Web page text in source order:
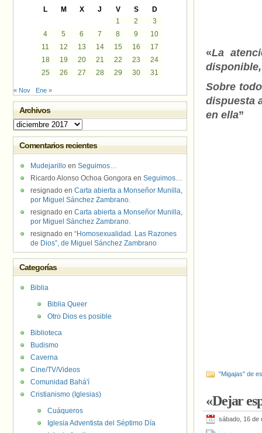
«La
Sobre
dispuesta
en ella”
"Migajas" de
«Dejar
sábado, 16 de
L M X J V S
D
1
2
3
4
5 6 7 8 9
10
11
12 13 14 15 16
17
18
19 20 21 22 23
24
25
26 27 28 29 30 31
« Nov Ene »
Archivos
Archivos
Comentarios recientes
Mudejarillo en Seguimos…
Ricardo Alonso Ochoa Gongora en Seguimos…
resignado en Carta abierta a Monseñor Munilla,
por Miguel Sánchez Zambrano.
resignado en Carta abierta a Monseñor Munilla,
por Miguel Sánchez Zambrano.
resignado en “Homosexualidad. Las Razones
de Dios”, de Miguel Sánchez Zambrano
Categorías
Biblia
Biblia Queer
Otro Dios es posible
Biblioteca
Budismo
Caverna
Cine/TV/Videos
Comunidad Bahá'í
Cristianismo (Iglesias)
Cuáqueros
Iglesia Adventista del Séptimo Día